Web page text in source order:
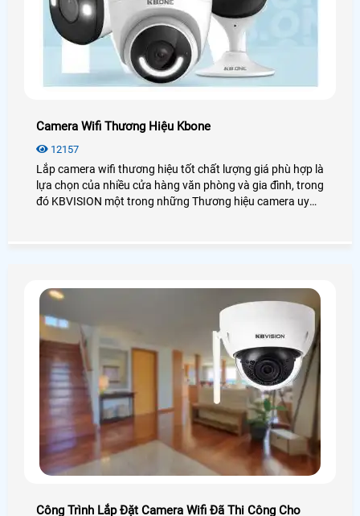
Camera Wifi Thương Hiệu Kbone
12157
Lắp camera wifi thương hiệu tốt chất lượng giá phù hợp là
lựa chọn của nhiều cửa hàng văn phòng và gia đình, trong
đó KBVISION một trong những Thương hiệu camera uy
Công Trình Lắp Đặt Camera Wifi Đã Thi Công Cho